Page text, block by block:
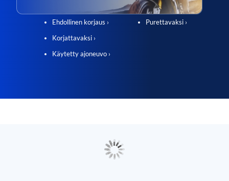
Ehdollinen korjaus ›
Korjattavaksi ›
Käytetty ajoneuvo ›
Purettavaksi ›